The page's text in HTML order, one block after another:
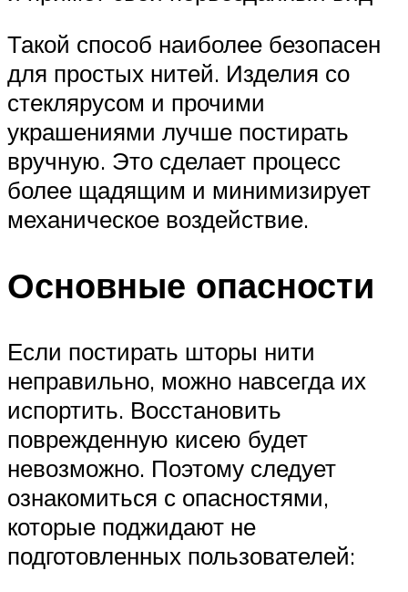
Такой способ наиболее безопасен
для простых нитей. Изделия со
стеклярусом и прочими
украшениями лучше постирать
вручную. Это сделает процесс
более щадящим и минимизирует
механическое воздействие.
Основные опасности
Если постирать шторы нити
неправильно, можно навсегда их
испортить. Восстановить
поврежденную кисею будет
невозможно. Поэтому следует
ознакомиться с опасностями,
которые поджидают не
подготовленных пользователей: